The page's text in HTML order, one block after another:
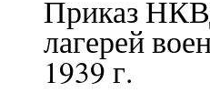
Приказ
лагерей
1939 г.